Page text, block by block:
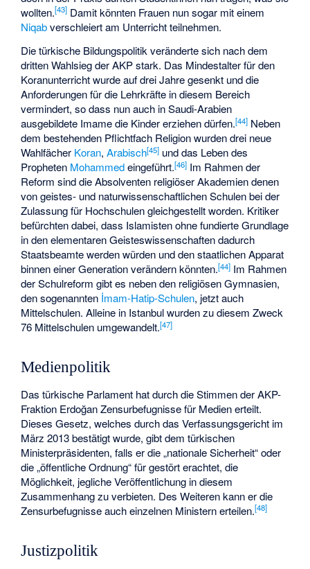
wollten.[43] Damit könnten Frauen nun sogar mit einem
Niqabverschleiert am Unterricht teilnehmen.
Die türkische Bildungspolitik veränderte sich nach dem
dritten Wahlsieg der AKP stark. Das Mindestalter für den
Koranunterricht wurde auf drei Jahre gesenkt und die
Anforderungen für die Lehrkräfte in diesem Bereich
vermindert, so dass nun auch in Saudi-Arabien
ausgebildete Imame die Kinder erziehen dürfen.[44] Neben
dem bestehenden Pflichtfach Religion wurden drei neue
Wahlfächer Koran,Arabisch[45] und das Leben des
Propheten Mohammedeingeführt.[46] Im Rahmen der
Reform sind die Absolventen religiöser Akademien denen
von geistes- und naturwissenschaftlichen Schulen bei der
Zulassung für Hochschulen gleichgestellt worden. Kritiker
befürchten dabei, dass Islamisten ohne fundierte Grundlage
in den elementaren Geisteswissenschaften dadurch
Staatsbeamte werden würden und den staatlichen Apparat
binnen einer Generation verändern könnten.[44] Im Rahmen
der Schulreform gibt es neben den religiösen Gymnasien,
den sogenannten İmam-Hatip-Schulen, jetzt auch
Mittelschulen. Alleine in Istanbul wurden zu diesem Zweck
76 Mittelschulen umgewandelt.[47]
Medienpolitik
Das türkische Parlament hat durch die Stimmen der AKP-
Fraktion Erdoğan Zensurbefugnisse für Medien erteilt.
Dieses Gesetz, welches durch das Verfassungsgericht im
März 2013 bestätigt wurde, gibt dem türkischen
Ministerpräsidenten, falls er die „nationale Sicherheit“ oder
die „öffentliche Ordnung“ für gestört erachtet, die
Möglichkeit, jegliche Veröffentlichung in diesem
Zusammenhang zu verbieten. Des Weiteren kann er die
Zensurbefugnisse auch einzelnen Ministern erteilen.[48]
Justizpolitik